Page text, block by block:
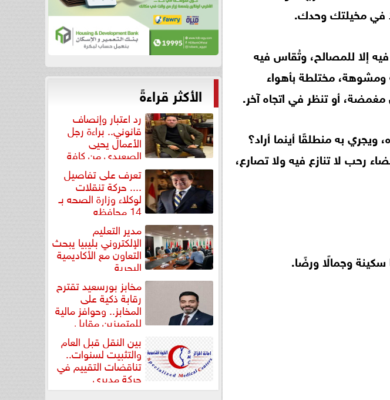
في مخيلتك وحدك.
إلا للمصالح، وتُقاس فيه
ومشوهة، مختلطة بأهواء
مغمضة، أو تنظر في اتجاه آخر.
به منطلقًا أينما أراد؟
رحب لا تنازع فيه ولا تصارع،
وجمالًا ورضًا.
الأكثر قراءةً
رد اعتبار وإنصاف
قانوني.. براءة رجل
الأعمال يحيى
الصعيدي من كافة
التهم... تعرف على تفاصيل
.... حركة تنقلات
لوكلاء وزارة الصحه بـ
14 محافظه
مدير التعليم
الإلكتروني بليبيا يبحث
التعاون مع الأكاديمية
البحرية
مخابز بورسعيد تقترح
رقابة ذكية على
المخابز.. وحوافز مالية
للمتميزين مقابل
بين النقل قبل العام
والتثبيت لسنوات..
تناقضات التقييم في
حركة مديري
”مستشفيات...